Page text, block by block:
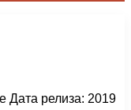
Дата релиза: 2019